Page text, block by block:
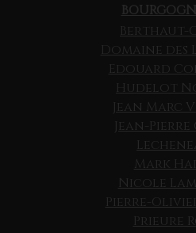
Berthaut-
Domaine des
Edouard
Hudelot
Jean Marc
Jean-Pierre
Mark
Nicole
Pierre-
Prieure